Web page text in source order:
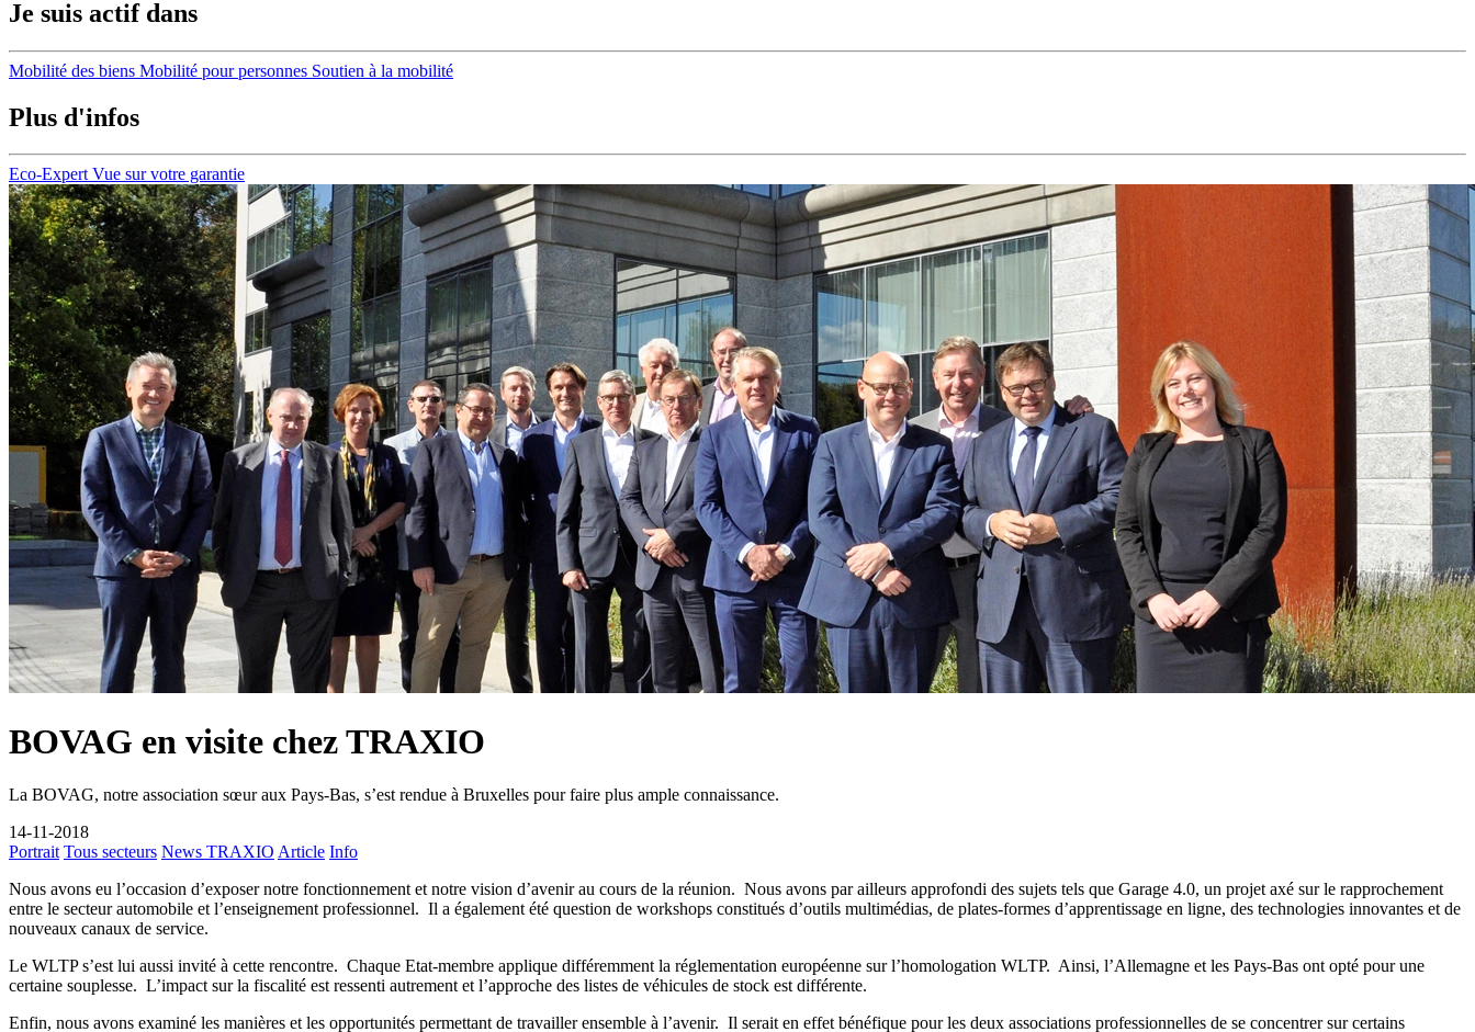
Je suis actif dans
Mobilité des biens Mobilité pour personnes Soutien à la mobilité
Plus d'infos
Eco-Expert Vue sur votre garantie
BOVAG en visite chez TRAXIO
La BOVAG, notre association sœur aux Pays-Bas, s’est rendue à Bruxelles pour faire plus ample connaissance.
14-11-2018
Portrait Tous secteurs News TRAXIO Article Info
Nous avons eu l’occasion d’exposer notre fonctionnement et notre vision d’avenir au cours de la réunion. Nous avons par ailleurs approfondi des sujets tels que Garage 4.0, un projet axé sur le rapprochement
entre le secteur automobile et l’enseignement professionnel. Il a également été question de workshops constitués d’outils multimédias, de plates-formes d’apprentissage en ligne, des technologies innovantes et de
nouveaux canaux de service.
Le WLTP s’est lui aussi invité à cette rencontre. Chaque Etat-membre applique différemment la réglementation européenne sur l’homologation WLTP. Ainsi, l’Allemagne et les Pays-Bas ont opté pour une
certaine souplesse. L’impact sur la fiscalité est ressenti autrement et l’approche des listes de véhicules de stock est différente.
Enfin, nous avons examiné les manières et les opportunités permettant de travailler ensemble à l’avenir. Il serait en effet bénéfique pour les deux associations professionnelles de se concentrer sur certains